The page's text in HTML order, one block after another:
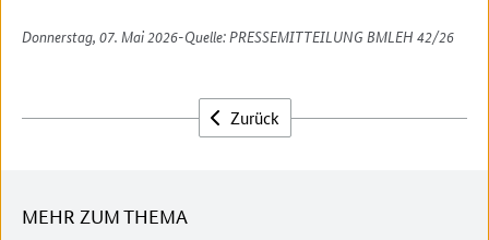
Donnerstag, 07. Mai 2026-Autor:
Quelle: PRESSEMITTEILUNG BMLEH 42/26
Zurück
MEHR ZUM THEMA